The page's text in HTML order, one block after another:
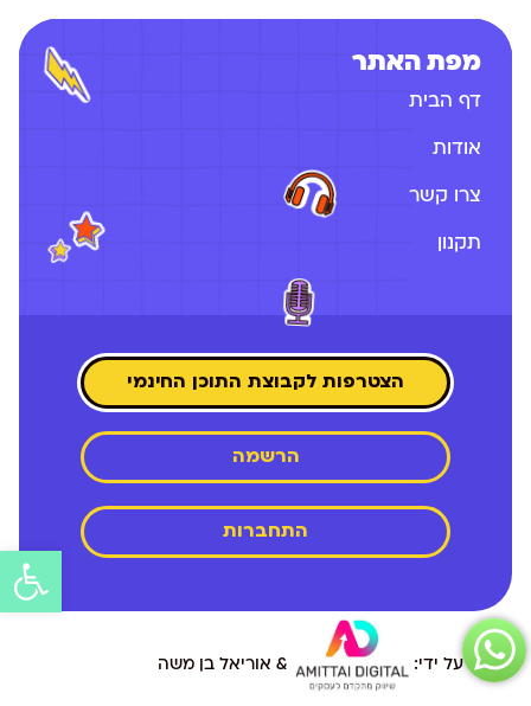
מפת האתר
דף הבית
אודות
צרו קשר
תקנון
הצטרפות לקבוצת התוכן החינמי
הרשמה
התחברות
פיתוח על ידי: & אוריאל בן משה